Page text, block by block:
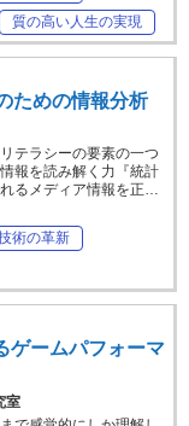
質の高い人生の実現
ための情報分析
テラシーの要素の一つ
報を読み解く力『統計
るメディア情報を正…
術の革新
ゲームパフォーマ
室